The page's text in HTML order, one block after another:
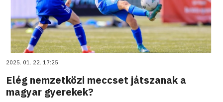
2025. 01. 22. 17:25
Elég nemzetközi meccset játszanak a
magyar gyerekek?